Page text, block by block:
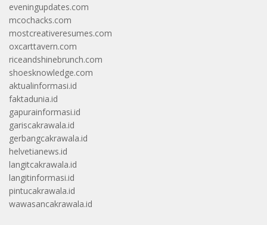
eveningupdates.com
mcochacks.com
mostcreativeresumes.com
oxcarttavern.com
riceandshinebrunch.com
shoesknowledge.com
aktualinformasi.id
faktadunia.id
gapurainformasi.id
gariscakrawala.id
gerbangcakrawala.id
helvetianews.id
langitcakrawala.id
langitinformasi.id
pintucakrawala.id
wawasancakrawala.id